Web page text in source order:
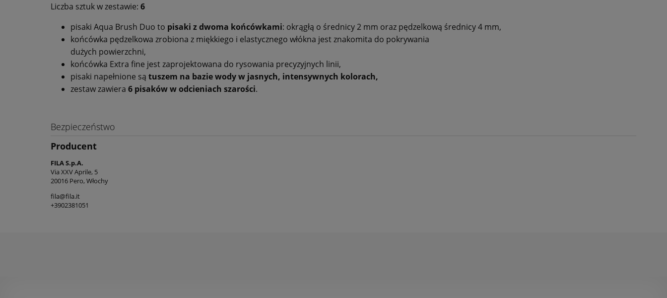
Liczba sztuk w zestawie: 6
pisaki Aqua Brush Duo to pisaki z dwoma końcówkami: okrągłą o średnicy 2 mm oraz pędzelkową średnicy 4 mm,
końcówka pędzelkowa zrobiona z miękkiego i elastycznego włókna jest znakomita do pokrywania
dużych powierzchni,
końcówka Extra fine jest zaprojektowana do rysowania precyzyjnych linii,
pisaki napełnione są tuszem na bazie wody w jasnych, intensywnych kolorach,
zestaw zawiera 6 pisaków w odcieniach szarości.
Bezpieczeństwo
Producent
FILA S.p.A.
Via XXV Aprile, 5
20016 Pero, Włochy
fila@fila.it
+3902381051